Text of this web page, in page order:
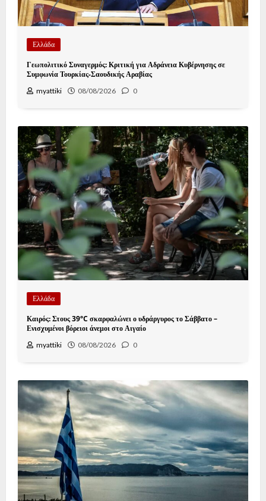
Ελλάδα
Γεωπολιτικό Συναγερμός: Κριτική για Αδράνεια Κυβέρνησης σε
Συμφωνία Τουρκίας-Σαουδικής Αραβίας
myattiki 08/08/2026 0
Ελλάδα
Καιρός: Στους 39°C σκαρφαλώνει ο υδράργυρος το Σάββατο –
Ενισχυμένοι βόρειοι άνεμοι στο Αιγαίο
myattiki 08/08/2026 0